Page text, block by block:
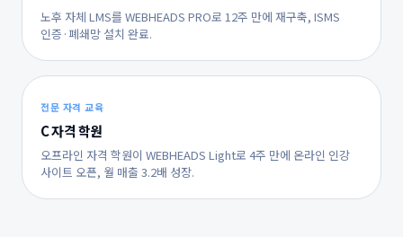
노후 자체 LMS를 WEBHEADS PRO로 12주 만에 재구축, ISMS
인증·폐쇄망 설치 완료.
전문 자격 교육
C 자격 학원
오프라인 자격 학원이 WEBHEADS Light로 4주 만에 온라인 인강
사이트 오픈, 월 매출 3.2배 성장.